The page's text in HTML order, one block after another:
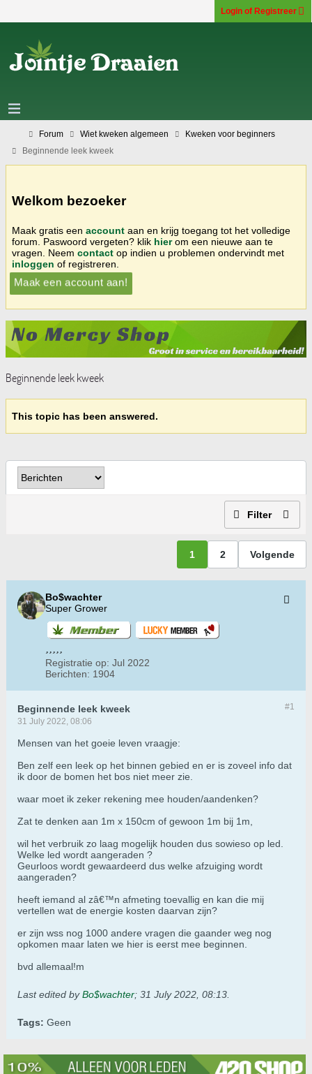
Login of Registreer
Forum Wiet kweken algemeen
Kweken voor beginners
Beginnende leek kweek
Welkom bezoeker
Maak gratis een account aan en krijg toegang tot het volledige
forum. Paswoord vergeten? klik hierom een nieuwe aan te
vragen. Neem contact op indien u problemen ondervindt met
inloggen of registreren.
Maak een account aan!
Beginnende leek kweek
This topic has been answered.
Filter
1 2 Volgende
Bo$wachter
Super Grower
Registratie op: Jul 2022
Berichten: 1904
#1
Beginnende leek kweek
31 July 2022, 08:06
Mensen van het goeie leven vraagje:
Ben zelf een leek op het binnen gebied en er is zoveel info dat
ik door de bomen het bos niet meer zie.
waar moet ik zeker rekening mee houden/aandenken?
Zat te denken aan 1m x 150cm of gewoon 1m bij 1m,
wil het verbruik zo laag mogelijk houden dus sowieso op led.
Welke led wordt aangeraden ?
Geurloos wordt gewaardeerd dus welke afzuiging wordt
aangeraden?
heeft iemand al zâ€™n afmeting toevallig en kan die mij
vertellen wat de energie kosten daarvan zijn?
er zijn wss nog 1000 andere vragen die gaander weg nog
opkomen maar laten we hier is eerst mee beginnen.
bvd allemaal!m
Last edited byBo$wachter; 31 July 2022, 08:13
Tags: Geen